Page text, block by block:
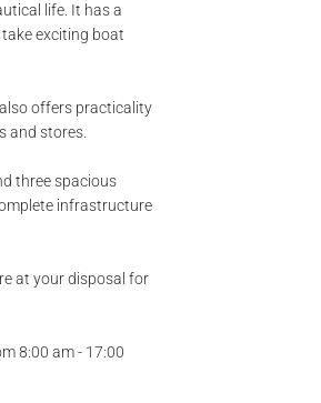
life. It has a
exciting boat
offers practicality
and stores.
three spacious
infrastructure
at your disposal for
8:00 am - 17:00